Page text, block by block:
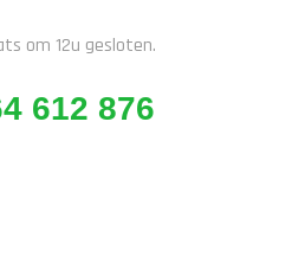
om 12u gesloten.
612 876